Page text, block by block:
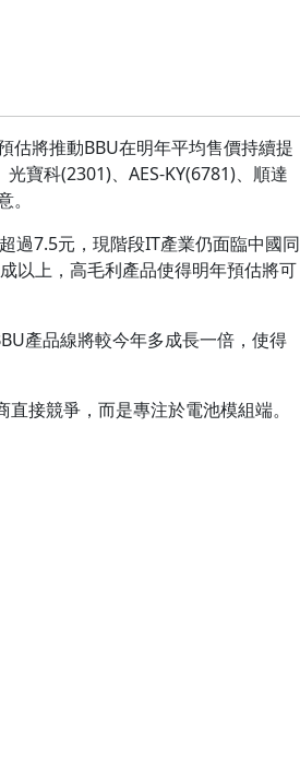
估將推動BBU在明年平均售價持續提
寶科(2301)、AES-KY(6781)、順達
過7.5元，現階段IT產業仍面臨中國同
以上，高毛利產品使得明年預估將可
產品線將較今年多成長一倍，使得
接競爭，而是專注於電池模組端。